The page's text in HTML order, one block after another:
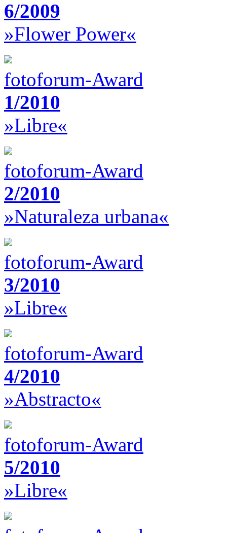
6/2009
»Flower Power«
fotoforum-Award
1/2010
»Libre«
fotoforum-Award
2/2010
»Naturaleza urbana«
fotoforum-Award
3/2010
»Libre«
fotoforum-Award
4/2010
»Abstracto«
fotoforum-Award
5/2010
»Libre«